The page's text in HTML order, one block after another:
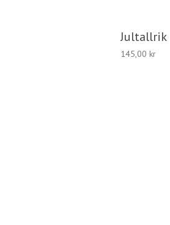
Jultallrik
145,00 kr